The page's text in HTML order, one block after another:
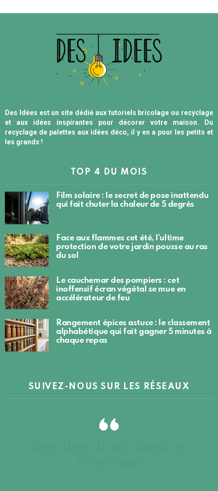
Des Idées est un site dédié aux tutoriels bricolage ou recyclage
et aux idées inspirantes pour décorer votre maison. Du
recyclage de palettes aux idées déco, il y en a pour les petits et
les grands !
TOP 4 DU MOIS
Film solaire : le secret de pose inattendu
qui fait chuter la chaleur de 5 degrés
Face aux flammes cet été, l’ultime
protection de votre jardin pousse au ras
du sol
Le cauchemar des pompiers : cet
inoffensif écran végétal se mue en
accélérateur de feu
Rangement épices astuce : le classement
alphabétique qui fait gagner 5 minutes à
chaque repas
SUIVEZ-NOUS SUR LES RÉSEAUX